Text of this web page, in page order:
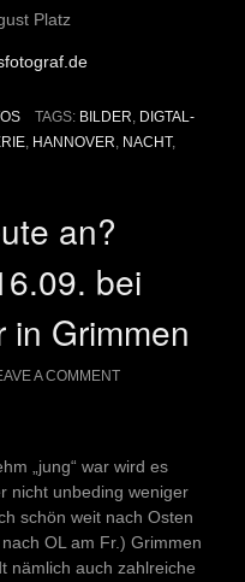
Platz
TAGS: BILDER DIGTAL-
HANNOVER NACHT,
an?
bei
in Grimmen
A COMMENT
„jung“ war wird es
nicht unbeding weniger
schön weit nach Osten
OL am Fr.) Grimmen
nämlich auch zahlreiche